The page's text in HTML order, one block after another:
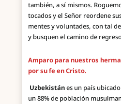
también, a sí mismos.
tocados y el Señor reordene
mentes y voluntades, con tal
y busquen el camino de
Amparo para nuestros
por su fe en Cristo.
Uzbekistánes un país
un 88% de población